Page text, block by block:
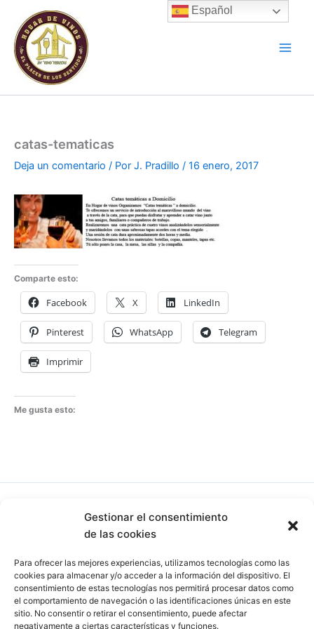
Gestionar el consentimiento
de las cookies
Para ofrecer las mejores experiencias, utilizamos tecnologías como las
cookies para almacenar y/o acceder a la información del dispositivo. El
consentimiento de estas tecnologías nos permitirá procesar datos como
el comportamiento de navegación o las identificaciones únicas en este
sitio. No consentir o retirar el consentimiento, puede afectar
negativamente a ciertas características y funciones.
contenido
catas-tematicas
Deja un comentario / Por J. Pradillo / 16 enero, 2017
Comparte esto:
Facebook X LinkedIn
Pinterest WhatsApp Telegram
Imprimir
Me gusta esto:
ANTERIOR
Deja una respuesta
Lo siento, debes estarconectadopara publicar un
comentario.
Español